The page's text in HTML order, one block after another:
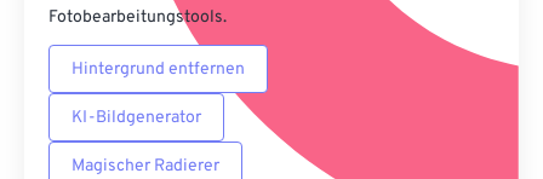
Fotobearbeitungstools.
Hintergrund entfernen
KI-Bildgenerator
Magischer Radierer